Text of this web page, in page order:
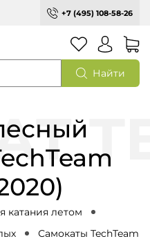
+7 (495) 108-58-26
Найти
катания летом
Самокаты TechTeam